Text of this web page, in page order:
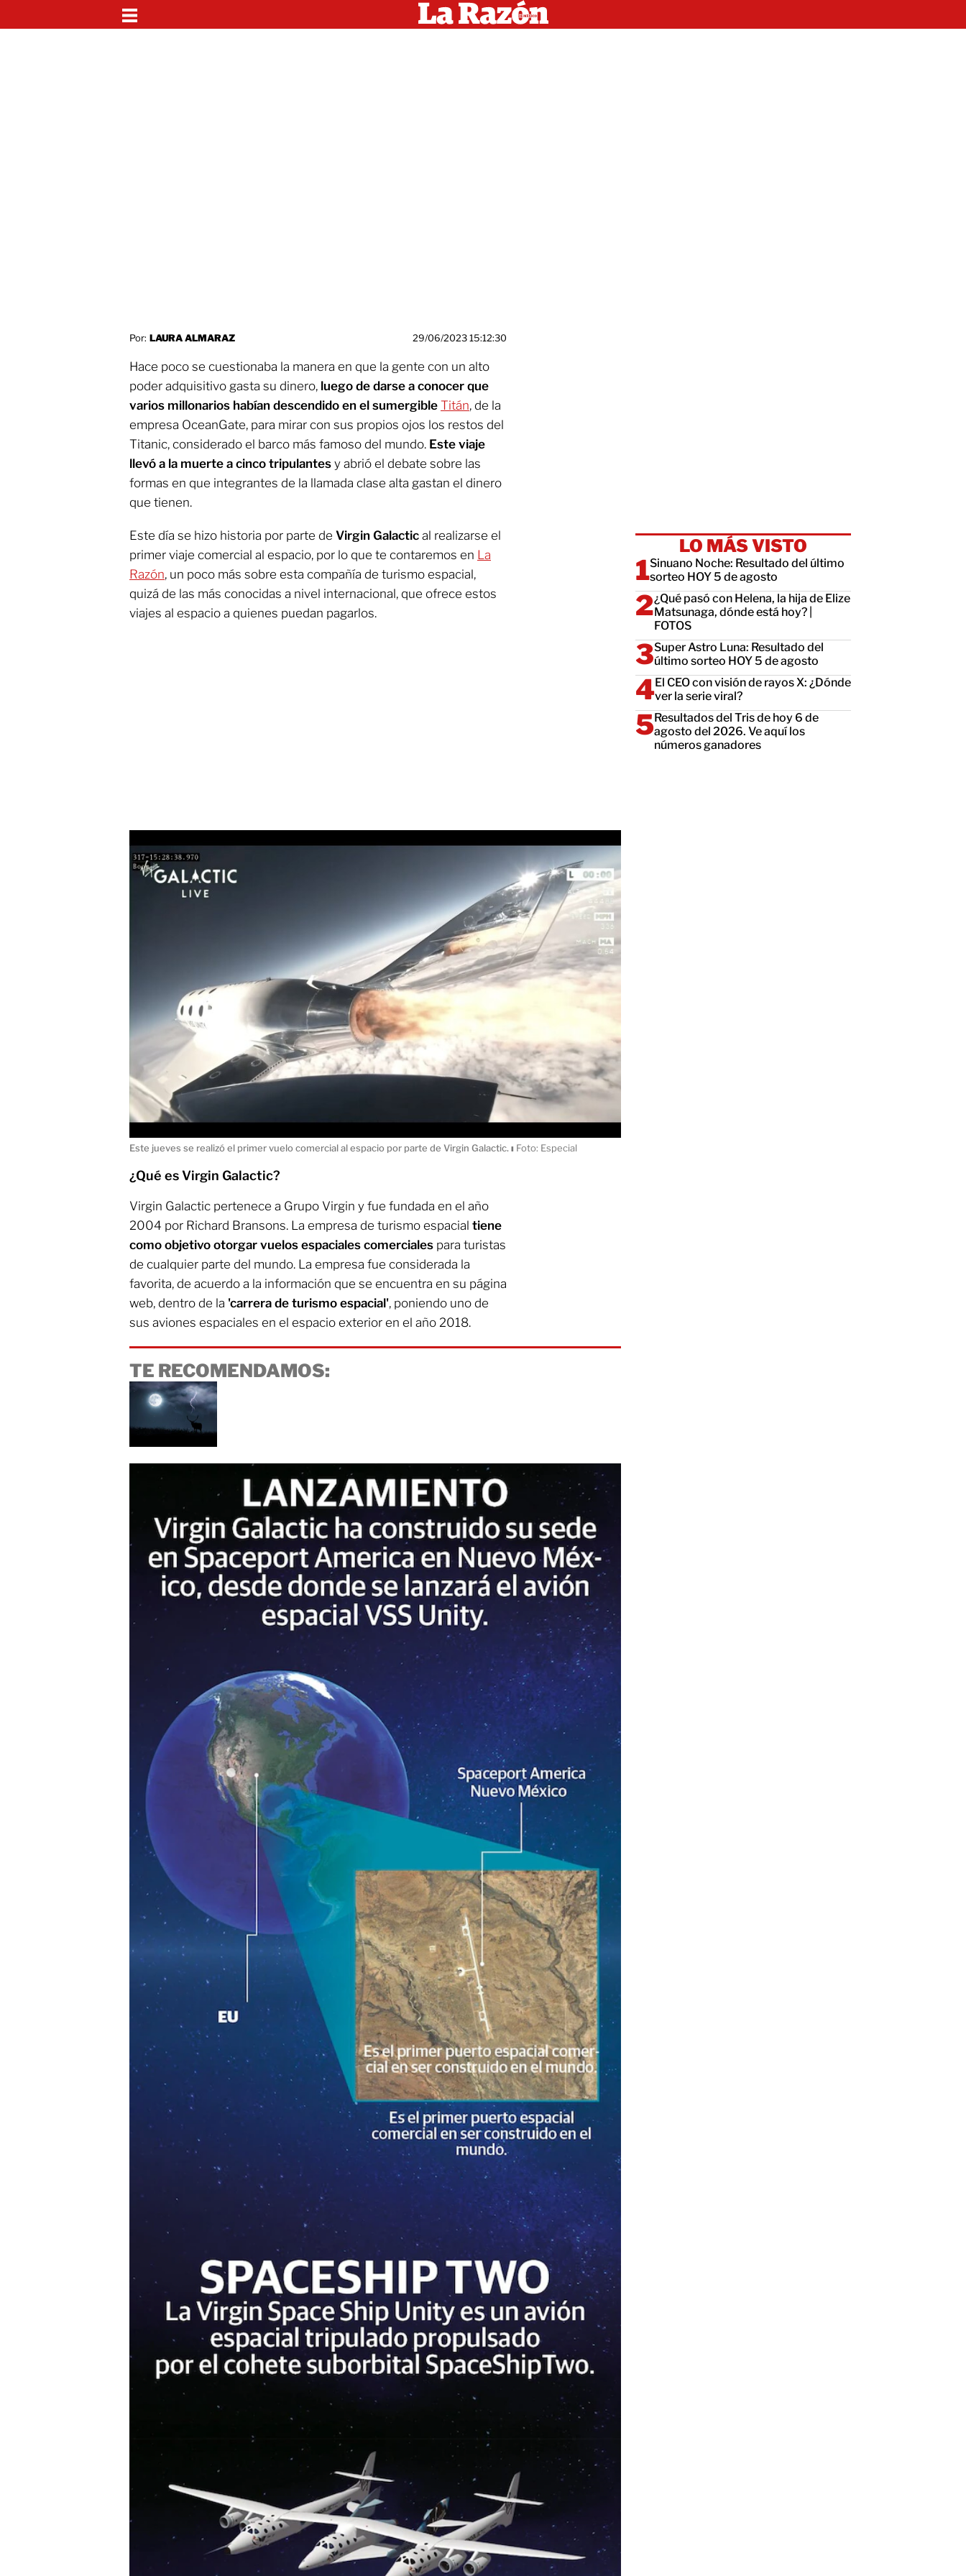
Por: LAURA ALMARAZ 29/06/2023 15:12:30
Hace poco se cuestionaba la manera en que la gente con un alto
poder adquisitivo gasta su dinero, luego de darse a conocer que
varios millonarios habían descendido en el sumergible Titán, de la
empresa OceanGate, para mirar con sus propios ojos los restos del
Titanic, considerado el barco más famoso del mundo. Este viaje
llevó a la muerte a cinco tripulantes y abrió el debate sobre las
formas en que integrantes de la llamada clase alta gastan el dinero
que tienen.
Este día se hizo historia por parte de Virgin Galactic al realizarse el
primer viaje comercial al espacio, por lo que te contaremos en La
Razón, un poco más sobre esta compañía de turismo espacial,
quizá de las más conocidas a nivel internacional, que ofrece estos
viajes al espacio a quienes puedan pagarlos.
Este jueves se realizó el primer vuelo comercial al espacio por parte de Virgin Galactic. ı Foto: Especial
¿Qué es Virgin Galactic?
Virgin Galactic pertenece a Grupo Virgin y fue fundada en el año
2004 por Richard Bransons. La empresa de turismo espacial tiene
como objetivo otorgar vuelos espaciales comerciales para turistas
de cualquier parte del mundo. La empresa fue considerada la
favorita, de acuerdo a la información que se encuentra en su página
web, dentro de la 'carrera de turismo espacial', poniendo uno de
sus aviones espaciales en el espacio exterior en el año 2018.
TE RECOMENDAMOS:
LO MÁS VISTO
Sinuano Noche: Resultado del último
sorteo HOY 5 de agosto
¿Qué pasó con Helena, la hija de Elize
Matsunaga, dónde está hoy? |
FOTOS
Super Astro Luna: Resultado del
último sorteo HOY 5 de agosto
El CEO con visión de rayos X: ¿Dónde
ver la serie viral?
Resultados del Tris de hoy 6 de
agosto del 2026. Ve aquí los
números ganadores